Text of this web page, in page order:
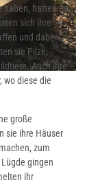
haben, hatten es
sich ihre
und dabei
sie Pilze,
Auch ihre
wo diese die
große
sie ihre Häuser
zum
gingen
ihr